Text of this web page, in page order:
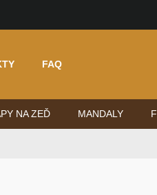
FAQ
NA ZEĎ MANDALY